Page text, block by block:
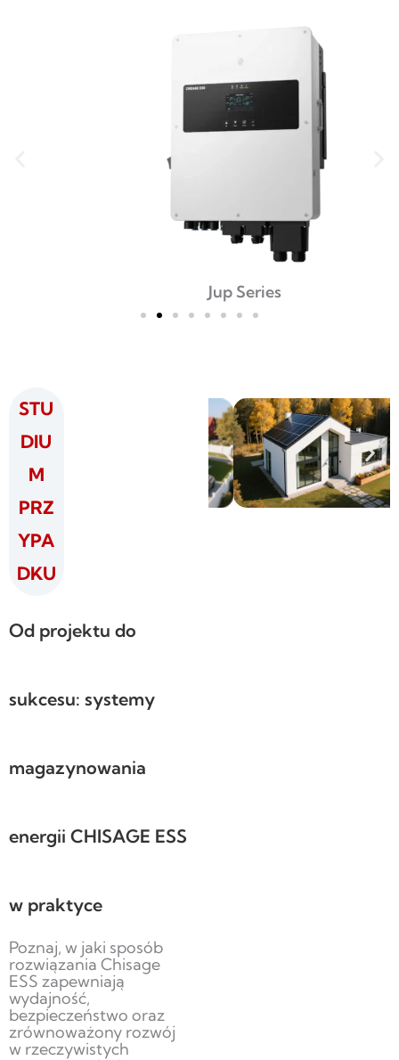
Jup Series
STU
DIU
M
PRZ
YPA
DKU
Od projektu do
sukcesu: systemy
magazynowania
energii CHISAGE ESS
w praktyce
Poznaj, w jaki sposób
rozwiązania Chisage
ESS zapewniają
wydajność,
bezpieczeństwo oraz
zrównoważony rozwój
w rzeczywistych